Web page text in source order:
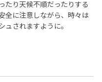
たり天候不順だったりする
全に注意しながら、時々は
ュされますように。